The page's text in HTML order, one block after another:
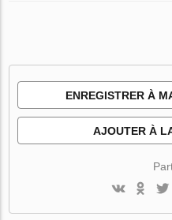
ENREGISTRER À
AJOUTER À